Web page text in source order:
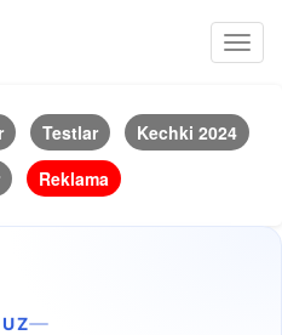
Testlar
Kechki 2024
Reklama